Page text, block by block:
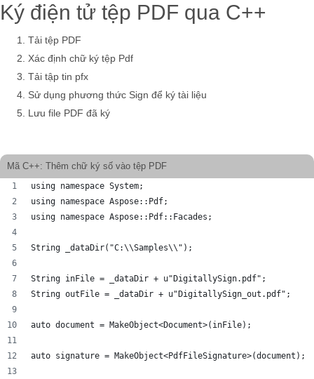
Ký điện tử tệp PDF qua C++
Tải tệp PDF
Xác định chữ ký tệp Pdf
Tải tập tin pfx
Sử dụng phương thức Sign để ký tài liệu
Lưu file PDF đã ký
Mã C++: Thêm chữ ký số vào tệp PDF
using namespace System;
using namespace Aspose::Pdf;
using namespace Aspose::Pdf::Facades;
String _dataDir("C:\\Samples\\");
String inFile = _dataDir + u"DigitallySign.pdf";
String outFile = _dataDir + u"DigitallySign_out.pdf";
auto document = MakeObject<Document>(inFile);
auto signature = MakeObject<PdfFileSignature>(document);